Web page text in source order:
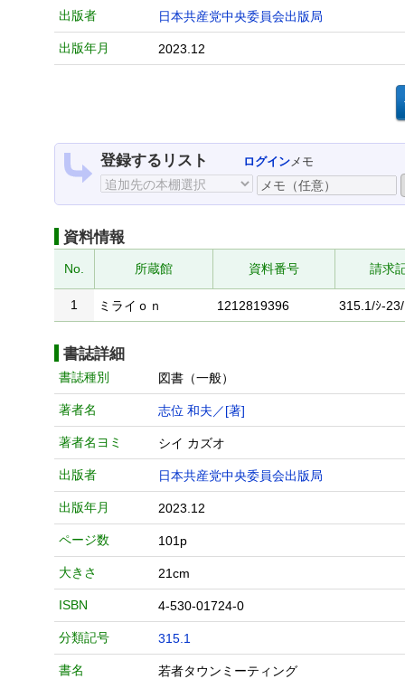
出版者 日本共産党中央委員会出版局
出版年月 2023.12
登録するリスト ログインメモ
資料情報
No. 所蔵館 資料番号 請求
1 ミライｏｎ 1212819396 315.1/ｼ-23/
書誌詳細
書誌種別 図書（一般）
著者名 志位 和夫／[著]
著者名ヨミ シイ カズオ
出版者 日本共産党中央委員会出版局
出版年月 2023.12
ページ数 101p
大きさ 21cm
ISBN 4-530-01724-0
分類記号 315.1
書名 若者タウンミーティング